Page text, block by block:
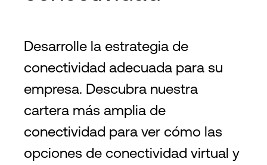
Desarrolle la estrategia de
conectividad adecuada para su
empresa. Descubra nuestra
cartera más amplia de
conectividad para ver cómo las
opciones de conectividad virtual y